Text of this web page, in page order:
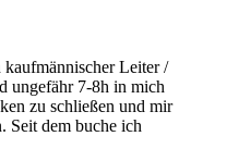
Leiter /
ungefähr 7-8h in mich
zu schließen und mir
Seit dem buche ich